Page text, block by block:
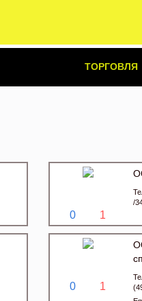
ТОРГОВЛЯ
0 1
/
0 1